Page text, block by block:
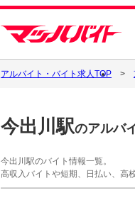
アルバイト・バイト求人TOP
今出川駅のアルバ
今出川駅のバイト情報一覧。
高収入バイトや短期、日払い、高